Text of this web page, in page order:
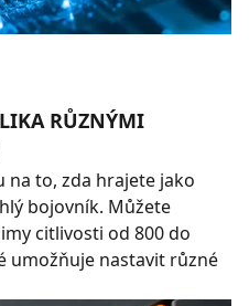
RŮZNÝMI
na to, zda hrajete jako
bojovník. Můžete
citlivosti od 800 do
umožňuje nastavit různé